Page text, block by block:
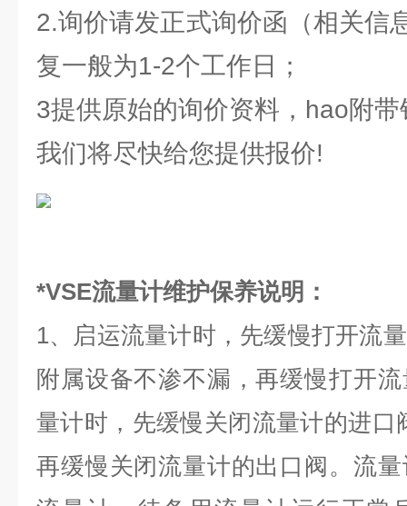
2.询价请发正式询价函（相关信
复一般为1-2个工作日；
3提供原始的询价资料，hao附
我们将尽快给您提供报价!
*VSE流量计维护保养说明：
1、启运流量计时，先缓慢打开流
附属设备不渗不漏，再缓慢打开
量计时，先缓慢关闭流量计的进口
再缓慢关闭流量计的出口阀。流